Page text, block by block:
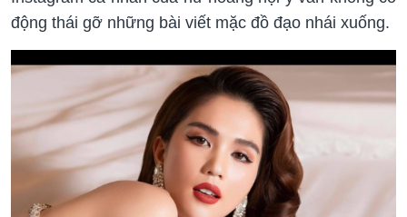
động thái gỡ những bài viết mặc đồ đạo nhái xuống.